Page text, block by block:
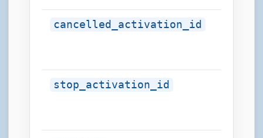
cancelled_activation_id
stop_activation_id